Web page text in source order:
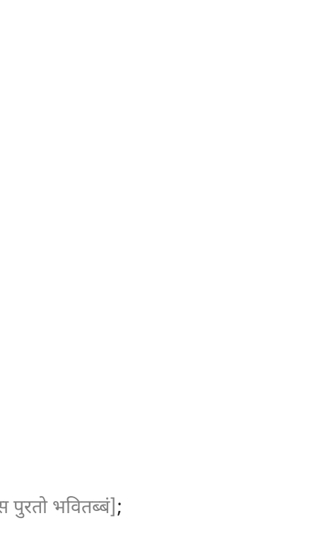
पुरतो भवितब्बं];